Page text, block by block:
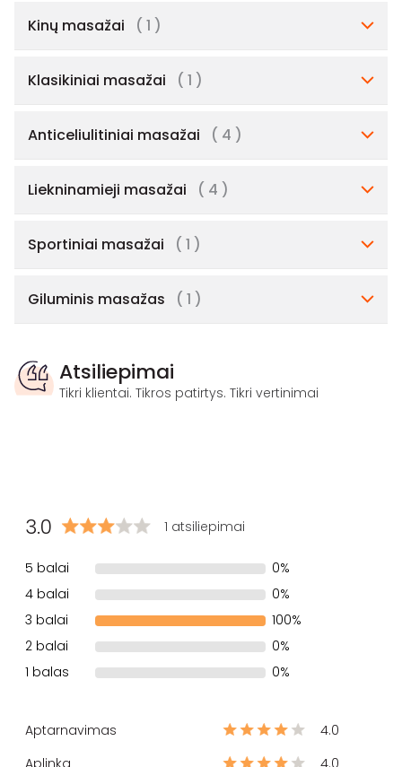
Kinų masažai ( 1 )
Klasikiniai masažai ( 1 )
Anticeliulitiniai masažai ( 4 )
Liekninamieji masažai ( 4 )
Sportiniai masažai ( 1 )
Giluminis masažas ( 1 )
Atsiliepimai
Tikri klientai. Tikros patirtys. Tikri vertinimai
3.0 1 atsiliepimai
5 balai
0%
4 balai
0%
3 balai
100%
2 balai
0%
1 balas
0%
Aptarnavimas
4.0
Aplinka
4.0